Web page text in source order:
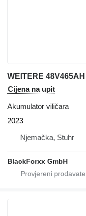
WEITERE 48V465AH
Cijena na upit
Akumulator viličara
2023
Njemačka, Stuhr
BlackForxx GmbH